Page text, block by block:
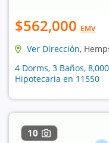
$562,000 EMV
Ver Dirección,
4 Dorms, 3 Baños,
Hipotecaria en 11550
10